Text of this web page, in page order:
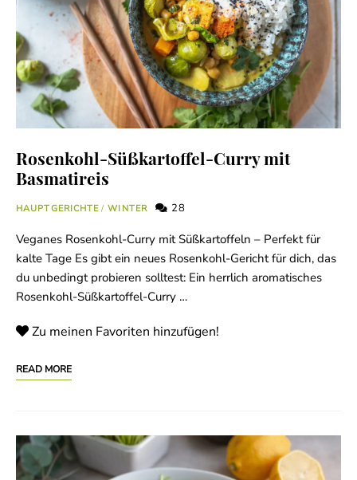
Rosenkohl-Süßkartoffel-Curry mit
Basmatireis
HAUPTGERICHTE / WINTER 28
Veganes Rosenkohl-Curry mit Süßkartoffeln – Perfekt für
kalte Tage Es gibt ein neues Rosenkohl-Gericht für dich, das
du unbedingt probieren solltest: Ein herrlich aromatisches
Rosenkohl-Süßkartoffel-Curry …
Zu meinen Favoriten hinzufügen!
READ MORE